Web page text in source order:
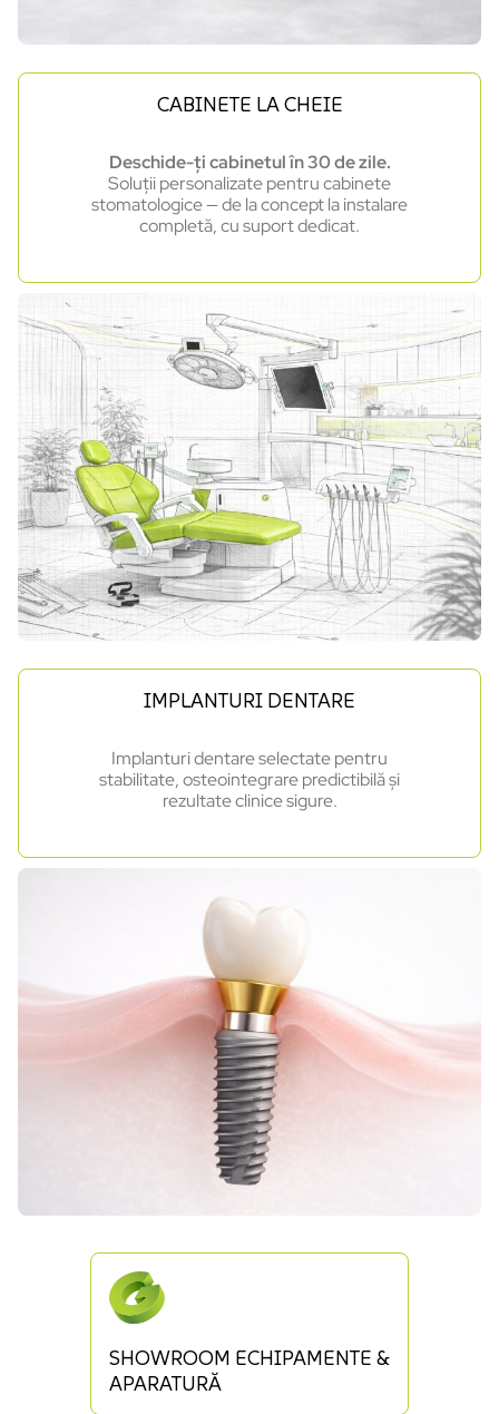
CABINETE LA CHEIE
Deschide-ți cabinetul în 30 de zile.
Soluții personalizate pentru cabinete
stomatologice — de la concept la instalare
completă, cu suport dedicat.
IMPLANTURI DENTARE
Implanturi dentare selectate pentru
stabilitate, osteointegrare predictibilă și
rezultate clinice sigure.
SHOWROOM ECHIPAMENTE &
APARATURĂ